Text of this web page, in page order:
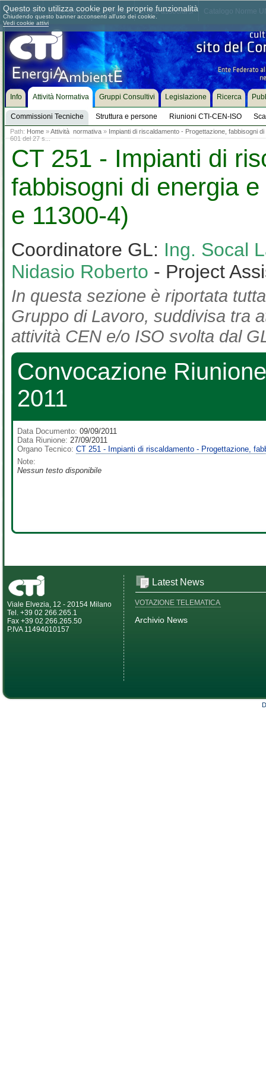
Chi siamo Dove siamo Contattaci Come associarsi
Info Attività Normativa
Commissioni Tecniche Struttura e persone Riunioni CTI-CEN-ISO
Gruppi Consultivi Legislazione Ricerca
Path: Home »Attività normativa » Impianti di riscaldamento - Progettazione, fabbisogni
601 del 27 s...
CT 251 - Impianti di
fabbisogni di energia
e 11300-4)
Coordinatore GL: Ing. Socal
Nidasio Roberto - Project
In questa sezione è riportata
Gruppo di Lavoro, suddivisa tra
attività CEN e/o ISO svolta dal
Convocazione
2011
Data Documento: 09/09/2011
Data Riunione: 27/09/2011
Organo Tecnico: CT 251 - Impianti di riscaldamento - Progettazione,
Note:
Nessun testo disponibile
Viale Elvezia, 12 - 20154 Milano
Tel. +39 02 266.265.1
Fax +39 02 266.265.50
P.IVA 11494010157
Latest News
VOTAZIONE TELEMATICA
Archivio News
Questo sito utilizza cookie per le proprie funzionalità
Chiudendo questo banner acconsenti all'uso dei cookie.
Vedi cookie attivi